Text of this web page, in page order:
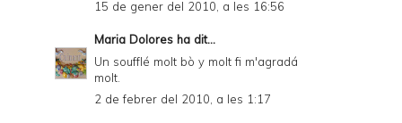
15 de gener del 2010, a les 16:56
Maria Dolores ha dit...
Un soufflé molt bò y molt fi m'agradá
molt.
2 de febrer del 2010, a les 1:17